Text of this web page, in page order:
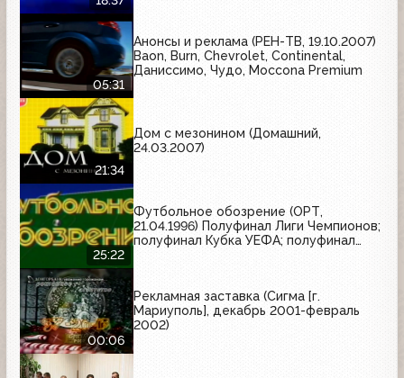
05:31
Анонсы и реклама (РЕН-ТВ, 19.10.2007)
Baon, Burn, Chevrolet, Continental,
Даниссимо, Чудо, Moccona Premium
21:34
Дом с мезонином (Домашний,
24.03.2007)
25:22
Футбольное обозрение (ОРТ,
21.04.1996) Полуфинал Лиги Чемпионов;
полуфинал Кубка УЕФА; полуфинал
00:06
Рекламная заставка (Сигма [г.
Мариуполь], декабрь 2001-февраль
2002)